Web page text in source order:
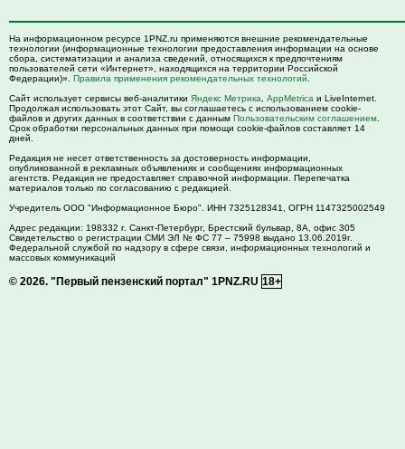
На информационном ресурсе 1PNZ.ru применяются внешние рекомендательные
технологии (информационные технологии предоставления информации на основе
сбора, систематизации и анализа сведений, относящихся к предпочтениям
пользователей сети «Интернет», находящихся на территории Российской
Федерации)». Правила применения рекомендательных технологий
Сайт использует сервисы веб-аналитики Яндекс Метрика AppMetrica и LiveInternet.
Продолжая использовать этот Сайт, вы соглашаетесь с использованием cookie-
файлов и других данных в соответствии с данным Пользовательским соглашением
Срок обработки персональных данных при помощи cookie-файлов составляет 14
дней.
Редакция не несет ответственность за достоверность информации,
опубликованной в рекламных объявлениях и сообщениях информационных
агентств. Редакция не предоставляет справочной информации. Перепечатка
материалов только по согласованию с редакцией.
Учредитель ООО "Информационное Бюро". ИНН 7325128341, ОГРН 1147325002549
Адрес редакции: 198332 г. Санкт-Петербург, Брестский бульвар, 8А, офис 305
Свидетельство о регистрации СМИ ЭЛ № ФС 77 – 75998 выдано 13.06.2019г.
Федеральной службой по надзору в сфере связи, информационных технологий и
массовых коммуникаций
© 2026. "Первый пензенский портал" 1PNZ.RU 18+